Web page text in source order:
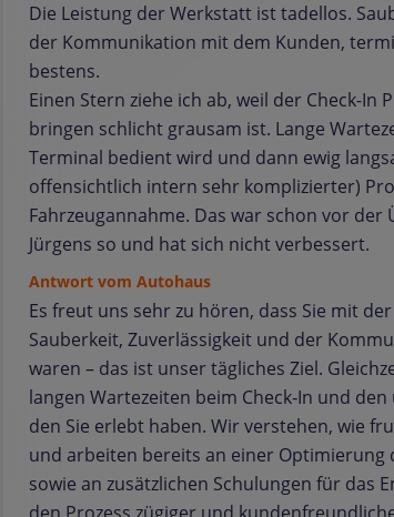
Die Leistung der Werkstatt ist tadellos.
der Kommunikation mit dem Kunden,
bestens.
Einen Stern ziehe ich ab, weil der Check-In
bringen schlicht grausam ist. Lange
Terminal bedient wird und dann ewig
offensichtlich intern sehr komplizierter)
Fahrzeugannahme. Das war schon vor der
Jürgens so und hat sich nicht verbessert.
Antwort vom Autohaus
Es freut uns sehr zu hören, dass Sie mit
Sauberkeit, Zuverlässigkeit und der
waren – das ist unser tägliches Ziel.
langen Wartezeiten beim Check‑In und
den Sie erlebt haben. Wir verstehen, wie
und arbeiten bereits an einer Optimierung
sowie an zusätzlichen Schulungen für das